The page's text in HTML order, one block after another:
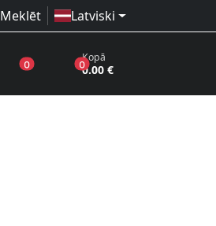
Meklēt Latviski
0produkti vēlmju sarakstā
0produkti grozā
Kopā
0.00 €